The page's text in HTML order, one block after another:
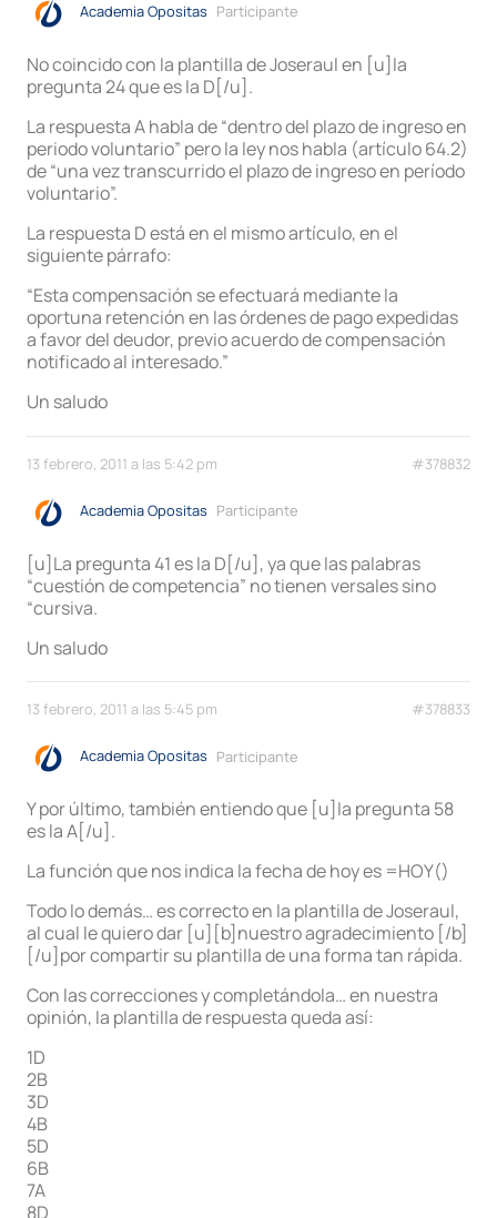
Academia Opositas Participante
No coincido con la plantilla de Joseraul en [u]la
pregunta 24 que es la D[/u].
La respuesta A habla de “dentro del plazo de ingreso en
periodo voluntario” pero la ley nos habla (artículo 64.2)
de “una vez transcurrido el plazo de ingreso en período
voluntario”.
La respuesta D está en el mismo artículo, en el
siguiente párrafo:
“Esta compensación se efectuará mediante la
oportuna retención en las órdenes de pago expedidas
a favor del deudor, previo acuerdo de compensación
notificado al interesado.”
Un saludo
13 febrero, 2011 a las 5:42 pm #378832
Academia Opositas Participante
[u]La pregunta 41 es la D[/u], ya que las palabras
“cuestión de competencia” no tienen versales sino
“cursiva.
Un saludo
13 febrero, 2011 a las 5:45 pm #378833
Academia Opositas Participante
Y por último, también entiendo que [u]la pregunta 58
es la A[/u].
La función que nos indica la fecha de hoy es =HOY()
Todo lo demás… es correcto en la plantilla de Joseraul,
al cual le quiero dar [u][b]nuestro agradecimiento [/b]
[/u]por compartir su plantilla de una forma tan rápida.
Con las correcciones y completándola… en nuestra
opinión, la plantilla de respuesta queda así:
1D
2B
3D
4B
5D
6B
7A
8D